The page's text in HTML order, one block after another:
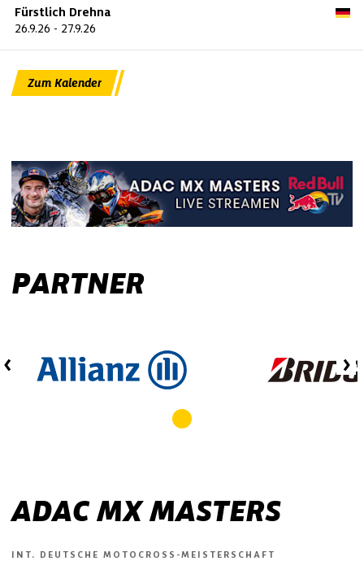
Fürstlich Drehna
26.9.26 - 27.9.26
Zum Kalender
PARTNER
ADAC MX MASTERS
INT. DEUTSCHE MOTOCROSS-MEISTERSCHAFT